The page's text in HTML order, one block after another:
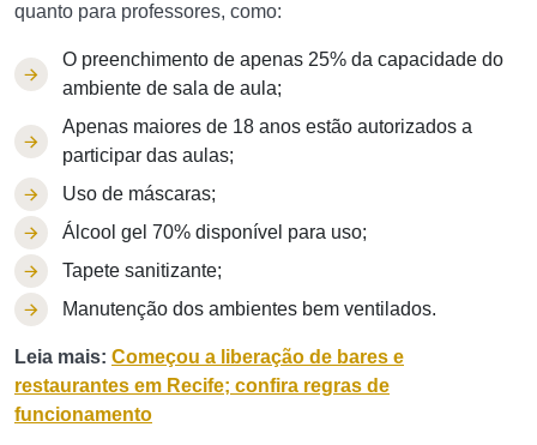
quanto para professores, como:
O preenchimento de apenas 25% da capacidade do
ambiente de sala de aula;
Apenas maiores de 18 anos estão autorizados a
participar das aulas;
Uso de máscaras;
Álcool gel 70% disponível para uso;
Tapete sanitizante;
Manutenção dos ambientes bem ventilados.
Leia mais: Começou a liberação de bares e
restaurantes em Recife; confira regras de
funcionamento